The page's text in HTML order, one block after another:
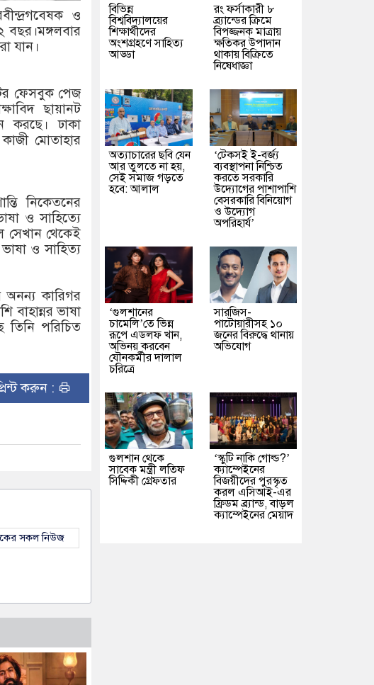
ও
বছর।মঙ্গলবার
যান।
ফেসবুক পেজ
ছায়ানট
করছে। ঢাকা
মোতাহার
নিকেতনের
ও সাহিত্যে
সেখান থেকেই
ও সাহিত্য
অনন্য কারিগর
বাহান্নর ভাষা
তিনি পরিচিত
করুন :
সকল নিউজ
বিভিন্ন
বিশ্ববিদ্যালয়ের
শিক্ষার্থীদের
অংশগ্রহণে সাহিত্য
আড্ডা
রং ফর্সাকারী ৮
ব্র্যান্ডের ক্রিমে
বিপজ্জনক মাত্রায়
ক্ষতিকর উপাদান
থাকায় বিক্রিতে
নিষেধাজ্ঞা
অত্যাচারের ছবি যেন
আর তুলতে না হয়,
সেই সমাজ গড়তে
হবে: আলাল
‘টেকসই ই-বর্জ্য
ব্যবস্থাপনা নিশ্চিত
করতে সরকারি
উদ্যোগের পাশাপাশি
বেসরকারি বিনিয়োগ
ও উদ্যোগ
অপরিহার্য’
‘গুলশানের
চামেলি’তে ভিন্ন
রূপে এডলফ খান,
অভিনয় করবেন
যৌনকর্মীর দালাল
চরিত্রে
সারজিস-
পাটোয়ারীসহ ১০
জনের বিরুদ্ধে থানায়
অভিযোগ
গুলশান থেকে
সাবেক মন্ত্রী লতিফ
সিদ্দিকী গ্রেফতার
‘স্কুটি নাকি গোল্ড?’
ক্যাম্পেইনের
বিজয়ীদের পুরস্কৃত
করল এসিআই-এর
ফ্রিডম ব্র্যান্ড, বাড়ল
ক্যাম্পেইনের মেয়াদ